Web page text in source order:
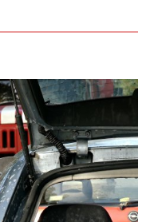
Gaisro metu